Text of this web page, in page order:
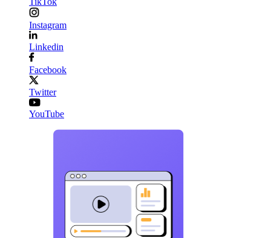
Instagram
Linkedin
Facebook
Twitter
YouTube